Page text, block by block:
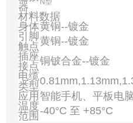
器
N型
材料数据
身体黄铜--镀金
引脚
触点黄铜--镀金
插座
接点铜铍合金--镀金
电缆
类型
应用 智能手机、平板电
温度
范围 -40°C 至 +85°C